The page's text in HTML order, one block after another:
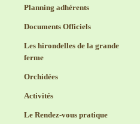
Planning adhérents
Documents Officiels
Les hirondelles de la grande
ferme
Orchidées
Activités
Le Rendez-vous pratique